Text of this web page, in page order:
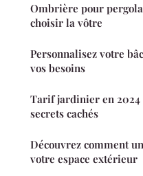
Ombrière pour
choisir la vôtre
Personnalisez votre
vos besoins
Tarif jardinier en 2024
secrets cachés
Découvrez comment
votre espace extérieur